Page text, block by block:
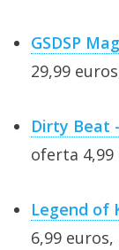
GSDSP
29,99
Dirty Beat
oferta 4,99
Legend of
6,99